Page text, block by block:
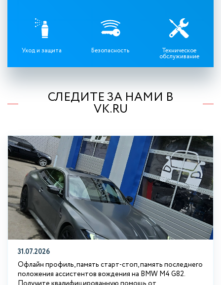
Уход и защита Безопасность Техническое
обслуживание
СЛЕДИТЕ ЗА НАМИ В
VK.RU
31.07.2026
Офлайн профиль, память старт-стоп, память последнего
положения ассистентов вождения на BMW М4 G82.